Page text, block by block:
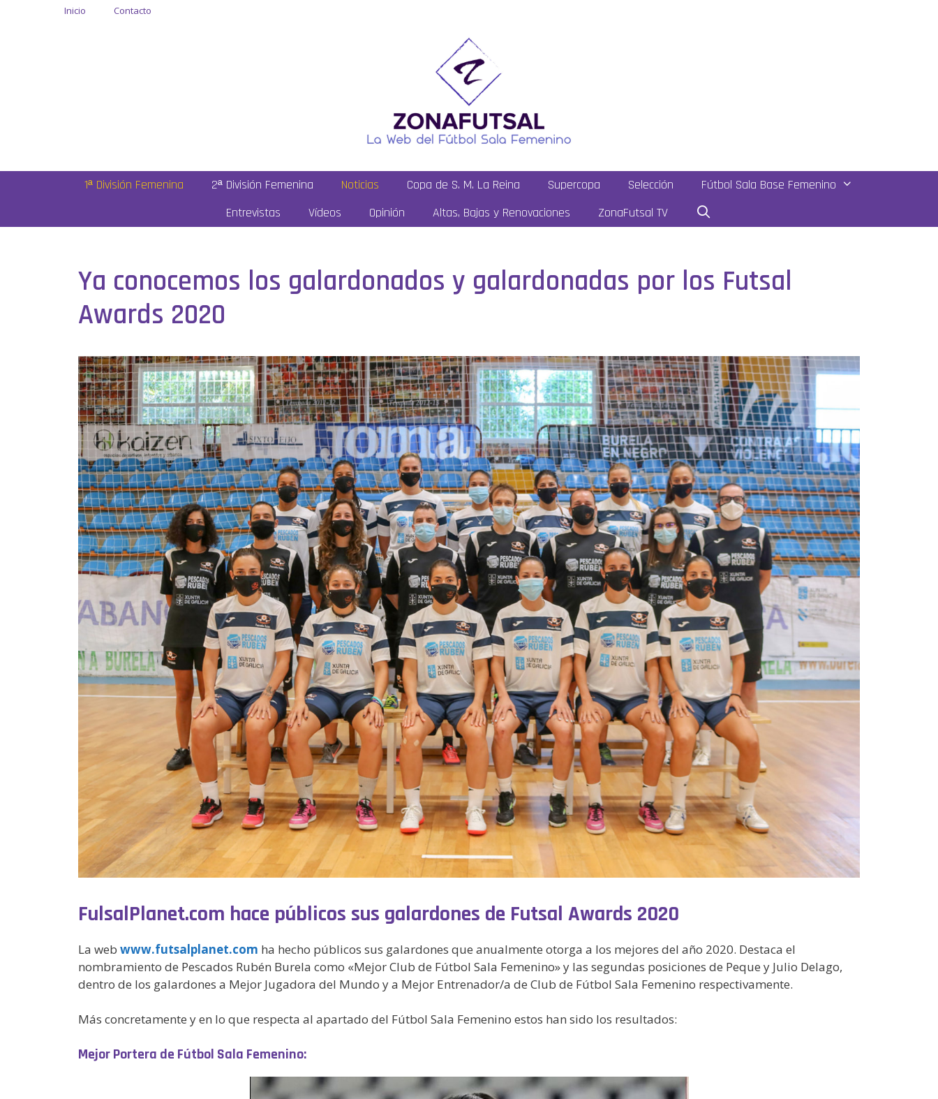
Inicio Contacto
1ª División Femenina 2ª División Femenina Noticias Copa de S. M. La Reina Supercopa Selección
Fútbol Sala Base Femenino
Entrevistas
Vídeos Opinión Altas, Bajas y Renovaciones ZonaFutsal TV
Ya conocemos los galardonados y galardonadas por los Futsal
Awards 2020
FulsalPlanet.com hace públicos sus galardones de Futsal Awards 2020
La web www.futsalplanet.com ha hecho públicos sus galardones que anualmente otorga a los mejores del año 2020. Destaca el
nombramiento de Pescados Rubén Burela como «Mejor Club de Fútbol Sala Femenino» y las segundas posiciones de Peque y Julio Delago,
dentro de los galardones a Mejor Jugadora del Mundo y a Mejor Entrenador/a de Club de Fútbol Sala Femenino respectivamente.
Más concretamente y en lo que respecta al apartado del Fútbol Sala Femenino estos han sido los resultados:
Mejor Portera de Fútbol Sala Femenino: